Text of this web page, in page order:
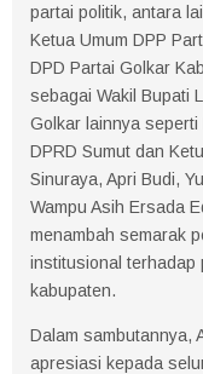
partai politik, antara
Ketua Umum DPP
DPD Partai Golkar
sebagai Wakil Bupati
Golkar lainnya
DPRD Sumut dan
Sinuraya, Apri Budi,
Wampu Asih Ersada
menambah semarak
institusional terhadap
kabupaten.
Dalam sambutannya,
apresiasi kepada